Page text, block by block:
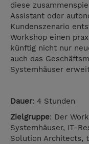
diese
Assistant oder
Kundenszenario
Workshop einen
künftig nicht nur
auch das
Systemhäuser
Dauer: 4 Stunden
Zielgruppe: Der
Systemhäuser, IT-
Solution Architects,